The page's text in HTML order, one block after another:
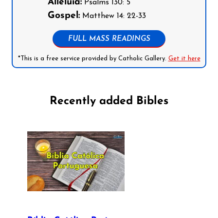
Alleluia: Psalms 130: 5
Gospel: Matthew 14: 22-33
FULL MASS READINGS
*This is a free service provided by Catholic Gallery. Get it here
Recently added Bibles